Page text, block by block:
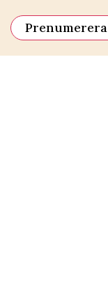
Prenumerera